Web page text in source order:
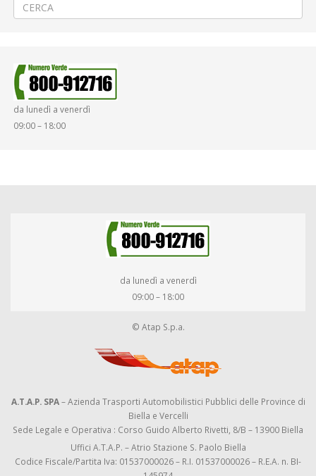
da lunedì a venerdì
09:00 – 18:00
da lunedì a venerdì
09:00 – 18:00
© Atap S.p.a.
A.T.A.P. SPA– Azienda Trasporti Automobilistici Pubblici delle Province di
Biella e Vercelli
Sede Legale e Operativa : Corso Guido Alberto Rivetti, 8/B – 13900 Biella
Uffici A.T.A.P. – Atrio Stazione S. Paolo Biella
Codice Fiscale/Partita Iva: 01537000026 – R.I. 01537000026 – R.E.A. n. BI-